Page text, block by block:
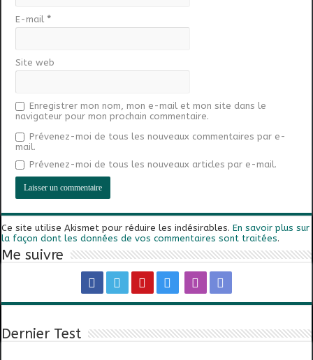
E-mail *
Site web
Enregistrer mon nom, mon e-mail et mon site dans le
navigateur pour mon prochain commentaire.
Prévenez-moi de tous les nouveaux commentaires par e-
mail.
Prévenez-moi de tous les nouveaux articles par e-mail.
Ce site utilise Akismet pour réduire les indésirables.En savoir plus sur
la façon dont les données de vos commentaires sont traitées.
Me suivre
Dernier Test